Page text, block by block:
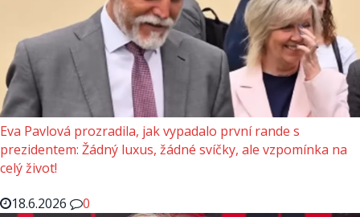
Eva Pavlová prozradila, jak vypadalo první rande s
prezidentem: Žádný luxus, žádné svíčky, ale vzpomínka na
celý život!
18.6.2026
0